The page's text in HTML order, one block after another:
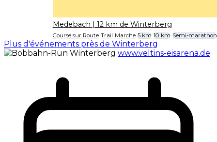
Medebach | 12 km de Winterberg
Course sur Route Trail Marche 5 km 10 km Semi-marathon
Plus d'événements près de Winterberg
www.veltins-eisarena.de